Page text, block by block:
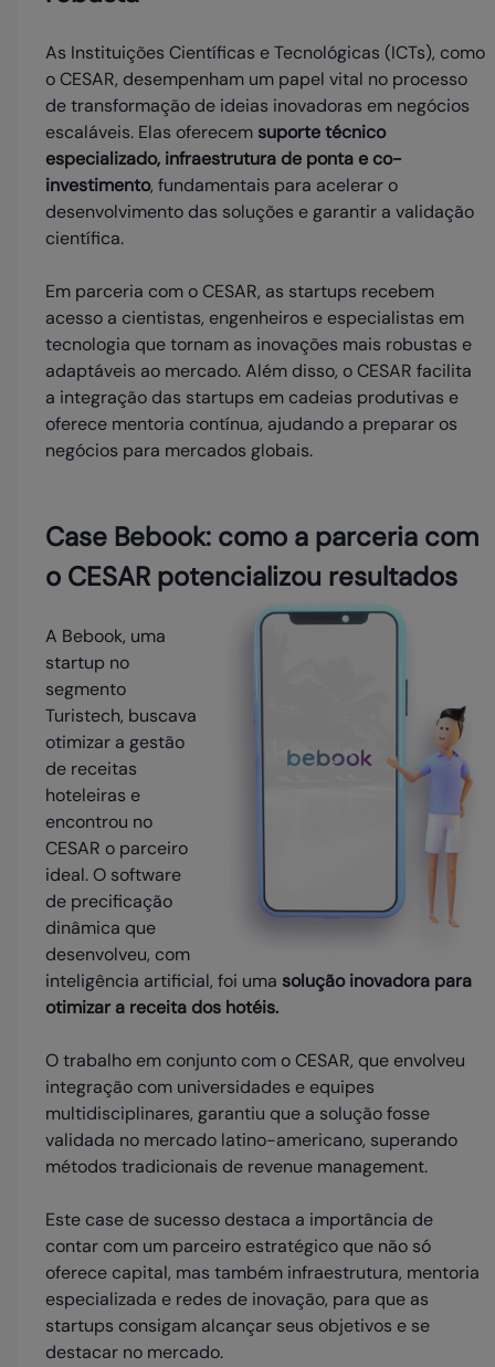
As Instituições Científicas e Tecnológicas (ICTs), como
o CESAR, desempenham um papel vital no processo
de transformação de ideias inovadoras em negócios
escaláveis. Elas oferecemsuporte técnico
especializado, infraestrutura de ponta e co-
investimento, fundamentais para acelerar o
desenvolvimento das soluções e garantir a validação
científica.
Em parceria com o CESAR, as startups recebem
acesso a cientistas, engenheiros e especialistas em
tecnologia que tornam as inovações mais robustas e
adaptáveis ao mercado. Além disso, o CESAR facilita
a integração das startups em cadeias produtivas e
oferece mentoria contínua, ajudando a preparar os
negócios para mercados globais.
Case Bebook: como a parceria com
o CESAR potencializou resultados
A Bebook, uma
startup no
segmento
Turistech, buscava
otimizar a gestão
de receitas
hoteleiras e
encontrou no
CESAR o parceiro
ideal. O software
de precificação
dinâmica que
desenvolveu, com
inteligência artificial, foi uma solução inovadora para
otimizar a receita dos hotéis.
O trabalho em conjunto com o CESAR, que envolveu
integração com universidades e equipes
multidisciplinares, garantiu que a solução fosse
validada no mercado latino-americano, superando
métodos tradicionais de revenue management.
Este case de sucesso destaca a importância de
contar com um parceiro estratégico que não só
oferece capital, mas também infraestrutura, mentoria
especializada e redes de inovação, para que as
startups consigam alcançar seus objetivos e se
destacar no mercado.